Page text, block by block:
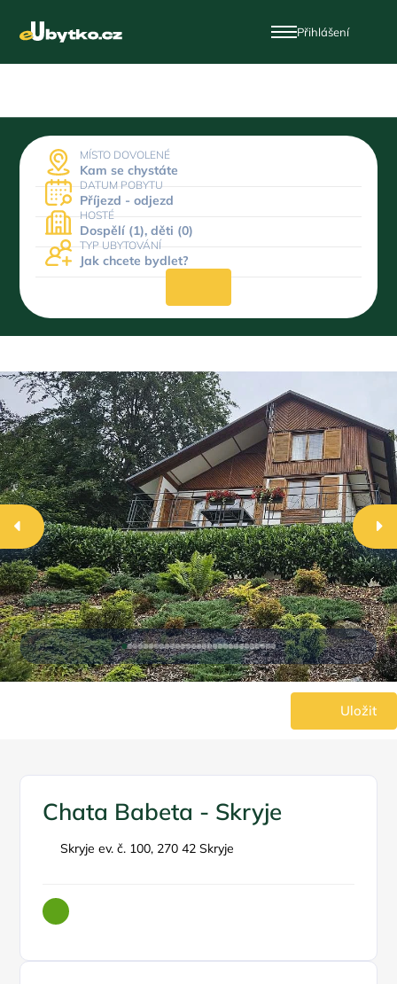
Přihlášení
MÍSTO DOVOLENÉ
Kam se chystáte
DATUM POBYTU
Příjezd - odjezd
HOSTÉ
Dospělí (1), děti (0)
TYP UBYTOVÁNÍ
Jak chcete bydlet?
Uložit
Chata Babeta - Skryje
Skryje ev. č. 100, 270 42 Skryje